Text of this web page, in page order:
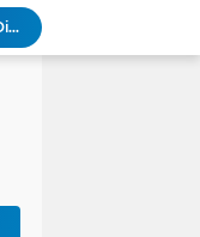
Pemkab dan DPRD Soppeng Sepakati KUA-PPAS 2027, RAPBD Mulai Disusun
Kapolres Soppeng AKBP Hari Budiyanto Resmi Bertugas, Disambut dengan Tradisi Adat Bugis